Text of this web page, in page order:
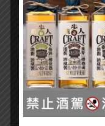
喜歡我們的內容嗎
會員優惠吧！